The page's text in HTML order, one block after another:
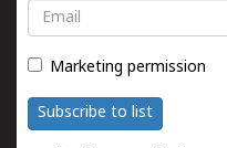
Email
Marketing permission
Subscribe to list